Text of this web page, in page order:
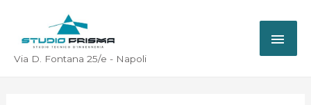
Via D. Fontana 25/e - Napoli